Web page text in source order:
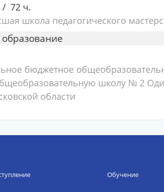
72 ч.
школа педагогического
бюджетное
школу № 2
области
Обучение